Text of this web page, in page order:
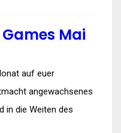
Mai
auf euer
angewachsenes
in die Weiten des